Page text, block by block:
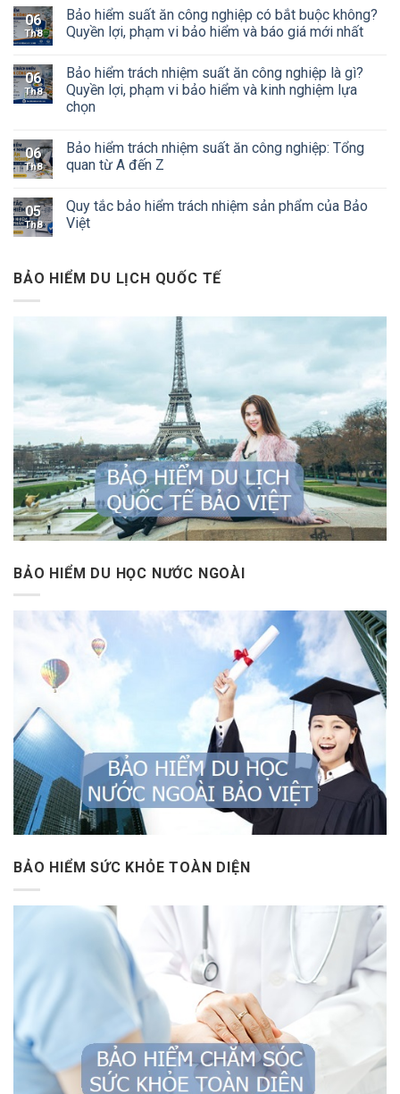
06
Th8
Bảo hiểm suất ăn công nghiệp có bắt buộc không?
Quyền lợi, phạm vi bảo hiểm và báo giá mới nhất
06
Th8
Bảo hiểm trách nhiệm suất ăn công nghiệp là gì?
Quyền lợi, phạm vi bảo hiểm và kinh nghiệm lựa
chọn
06
Th8
Bảo hiểm trách nhiệm suất ăn công nghiệp: Tổng
quan từ A đến Z
05
Th8
Quy tắc bảo hiểm trách nhiệm sản phẩm của Bảo
Việt
BẢO HIỂM DU LỊCH QUỐC TẾ
BẢO HIỂM DU HỌC NƯỚC NGOÀI
BẢO HIỂM SỨC KHỎE TOÀN DIỆN